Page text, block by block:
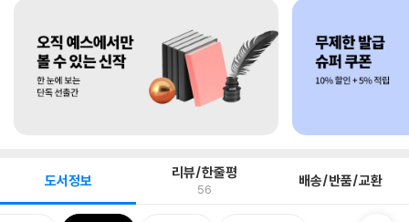
도서정보 리뷰/한줄평
56 배송/반품/교환